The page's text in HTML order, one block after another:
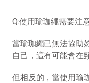
Q:使用瑜珈繩需要注
當瑜珈繩已無法協助
自己，這有可能會在
但相反的，當使用瑜